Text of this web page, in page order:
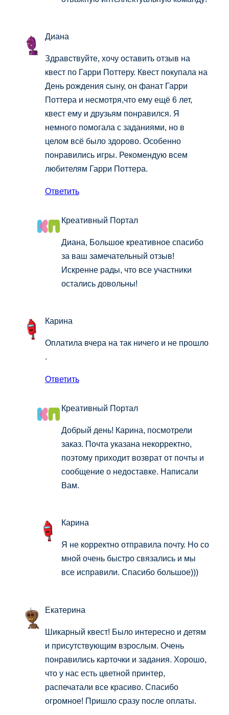
Диана
Здравствуйте, хочу оставить отзыв на
квест по Гарри Поттеру. Квест покупала на
День рождения сыну, он фанат Гарри
Поттера и несмотря,что ему ещё 6 лет,
квест ему и друзьям понравился. Я
немного помогала с заданиями, но в
целом всё было здорово. Особенно
понравились игры. Рекомендую всем
любителям Гарри Поттера.
Ответить
Креативный Портал
Диана, Большое креативное спасибо
за ваш замечательный отзыв!
Искренне рады, что все участники
остались довольны!
Карина
Оплатила вчера на так ничего и не прошло
.
Ответить
Креативный Портал
Добрый день! Карина, посмотрели
заказ. Почта указана некорректно,
поэтому приходит возврат от почты и
сообщение о недоставке. Написали
Вам.
Карина
Я не корректно отправила почту. Но со
мной очень быстро связались и мы
все исправили. Спасибо большое)))
Екатерина
Шикарный квест! Было интересно и детям
и присутствующим взрослым. Очень
понравились карточки и задания. Хорошо,
что у нас есть цветной принтер,
распечатали все красиво. Спасибо
огромное! Пришло сразу после оплаты.